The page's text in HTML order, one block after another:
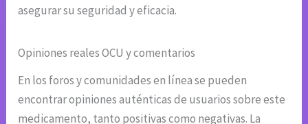
asegurar su seguridad y eficacia.
Opiniones reales OCU y comentarios
En los foros y comunidades en línea se pueden
encontrar opiniones auténticas de usuarios sobre este
medicamento, tanto positivas como negativas. La